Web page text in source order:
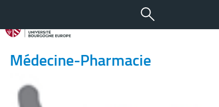
22 SEP 2016
Les ateliers de la BU
Médecine-Pharmacie